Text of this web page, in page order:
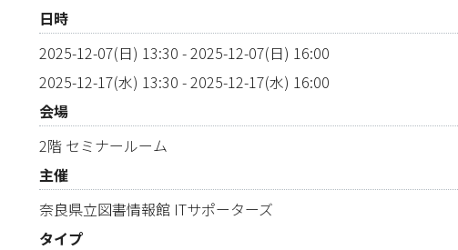
日時
2025-12-07(日) 13:30 -2025-12-07(日) 16:00
2025-12-17(水) 13:30 -2025-12-17(水) 16:00
会場
2階 セミナールーム
主催
奈良県立図書情報館 ITサポーターズ
タイプ